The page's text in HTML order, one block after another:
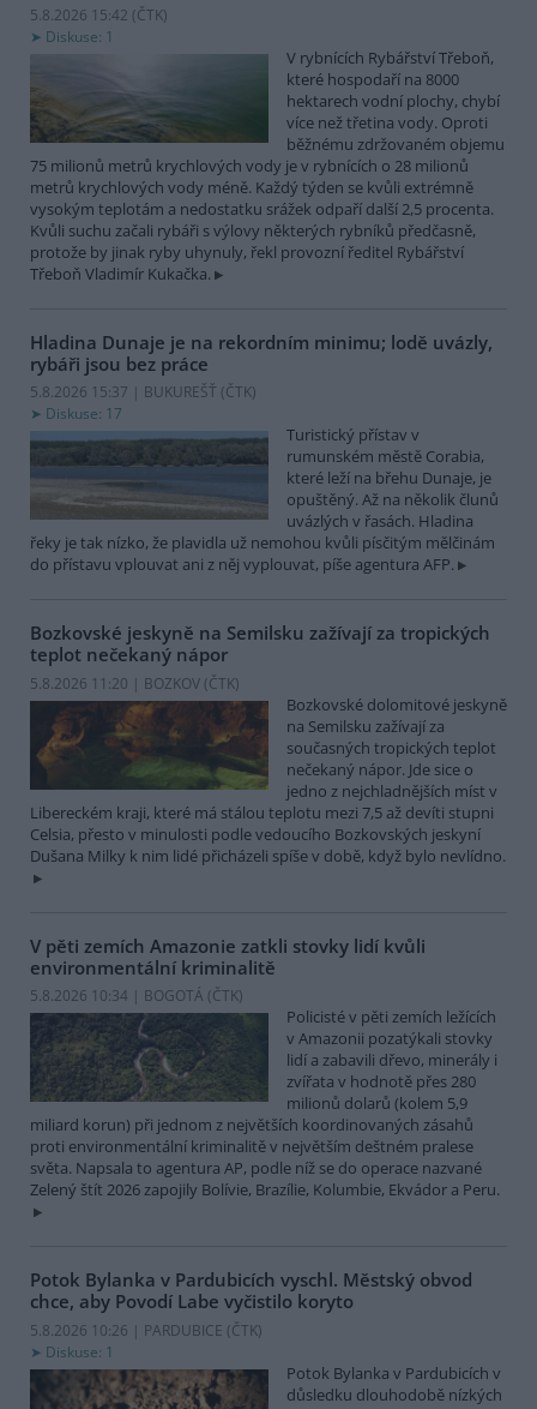
5.8.2026 15:42 (ČTK)
Diskuse: 1
V rybnících Rybářství Třeboň,
které hospodaří na 8000
hektarech vodní plochy, chybí
více než třetina vody. Oproti
běžnému zdržovaném objemu
75 milionů metrů krychlových vody je v rybnících o 28 milionů
metrů krychlových vody méně. Každý týden se kvůli extrémně
vysokým teplotám a nedostatku srážek odpaří další 2,5 procenta.
Kvůli suchu začali rybáři s výlovy některých rybníků předčasně,
protože by jinak ryby uhynuly, řekl provozní ředitel Rybářství
Třeboň Vladimír Kukačka.
Hladina Dunaje je na rekordním minimu; lodě uvázly,
rybáři jsou bez práce
5.8.2026 15:37 | BUKUREŠŤ (ČTK)
Diskuse: 17
Turistický přístav v
rumunském městě Corabia,
které leží na břehu Dunaje, je
opuštěný. Až na několik člunů
uvázlých v řasách. Hladina
řeky je tak nízko, že plavidla už nemohou kvůli písčitým mělčinám
do přístavu vplouvat ani z něj vyplouvat, píše agentura AFP.
Bozkovské jeskyně na Semilsku zažívají za tropických
teplot nečekaný nápor
5.8.2026 11:20 | BOZKOV (ČTK)
Bozkovské dolomitové jeskyně
na Semilsku zažívají za
současných tropických teplot
nečekaný nápor. Jde sice o
jedno z nejchladnějších míst v
Libereckém kraji, které má stálou teplotu mezi 7,5 až devíti stupni
Celsia, přesto v minulosti podle vedoucího Bozkovských jeskyní
Dušana Milky k nim lidé přicházeli spíše v době, když bylo nevlídno.
V pěti zemích Amazonie zatkli stovky lidí kvůli
environmentální kriminalitě
5.8.2026 10:34 | BOGOTÁ (ČTK)
Policisté v pěti zemích ležících
v Amazonii pozatýkali stovky
lidí a zabavili dřevo, minerály i
zvířata v hodnotě přes 280
milionů dolarů (kolem 5,9
miliard korun) při jednom z největších koordinovaných zásahů
proti environmentální kriminalitě v největším deštném pralese
světa. Napsala to agentura AP, podle níž se do operace nazvané
Zelený štít 2026 zapojily Bolívie, Brazílie, Kolumbie, Ekvádor a Peru.
Potok Bylanka v Pardubicích vyschl. Městský obvod
chce, aby Povodí Labe vyčistilo koryto
5.8.2026 10:26 | PARDUBICE (ČTK)
Diskuse: 1
Potok Bylanka v Pardubicích v
důsledku dlouhodobě nízkých